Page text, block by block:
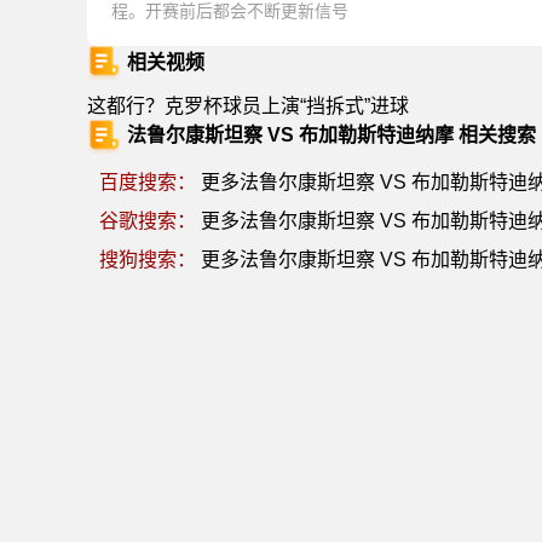
程。开赛前后都会不断更新信号
相关视频
这都行？克罗杯球员上演“挡拆式”进球
法鲁尔康斯坦察 VS 布加勒斯特迪纳摩 相关搜索
百度搜索：
更多法鲁尔康斯坦察 VS 布加勒斯特迪
谷歌搜索：
更多法鲁尔康斯坦察 VS 布加勒斯特迪
搜狗搜索：
更多法鲁尔康斯坦察 VS 布加勒斯特迪